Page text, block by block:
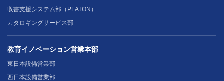
収書支援システム部（PLATON）
カタロギングサービス部
教育イノベーション営業本部
東日本設備営業部
西日本設備営業部